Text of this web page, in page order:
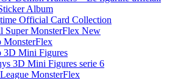
Album
Official Card Collection
Super MonsterFlex New
MonsterFlex
3D Mini Figures
3D Mini Figures serie 6
MonsterFlex